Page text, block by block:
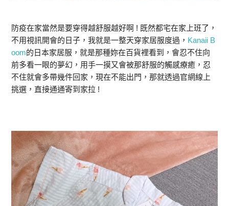
防疫在家當然是要穿得越舒服越好啊 ! 既然都宅在家上班了，
不用視訊開會的日子，我就是一整天穿家居服度過， Kanaii B
oom的日本家居服，就是那種妳在百貨裡看到，會忍不住向
前多看一眼的夢幻，用手一摸又會被那舒服的觸感療癒，忍
不住就會多帶幾件回家，現在不能出門，那就透過官網線上
挑選，直接通通寄到家拉 !